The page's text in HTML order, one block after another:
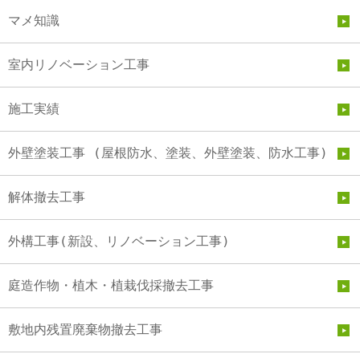
マメ知識
室内リノベーション工事
施工実績
外壁塗装工事 (屋根防水、塗装、外壁塗装、防水工事)
解体撤去工事
外構工事(新設、リノベーション工事)
庭造作物・植木・植栽伐採撤去工事
敷地内残置廃棄物撤去工事